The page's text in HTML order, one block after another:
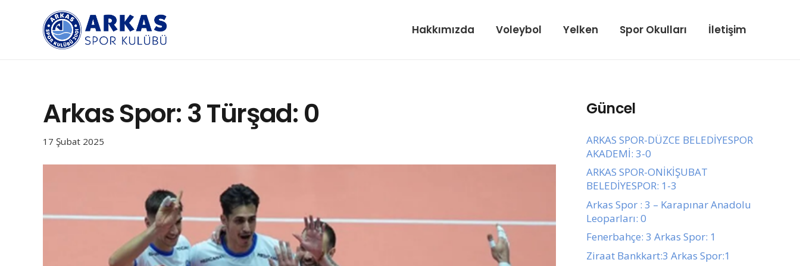
Hakkımızda Voleybol Yelken Spor Okulları İletişim
Arkas Spor: 3 Türşad: 0
17 Şubat 2025
Güncel
ARKAS SPOR-DÜZCE BELEDİYESPOR
AKADEMİ: 3-0
ARKAS SPOR-ONİKİŞUBAT
BELEDİYESPOR: 1-3
Arkas Spor : 3 – Karapınar Anadolu
Leoparları: 0
Fenerbahçe: 3 Arkas Spor: 1
Ziraat Bankkart:3 Arkas Spor:1